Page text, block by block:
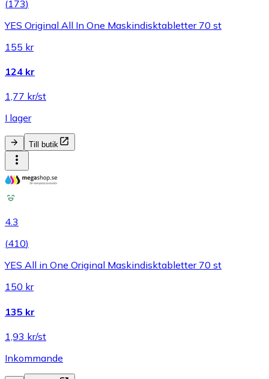
(173)
YES Original All In One Maskindisktabletter 70 st
155 kr
124 kr
1,77 kr/st
I lager
Till butik
4.3
(410)
YES All in One Original Maskindisktabletter 70 st
150 kr
135 kr
1,93 kr/st
Inkommande